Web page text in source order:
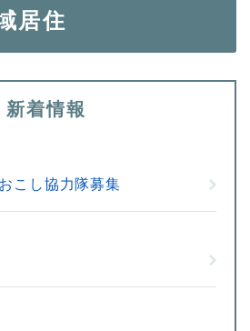
居住
新着情報
こし協力隊募集